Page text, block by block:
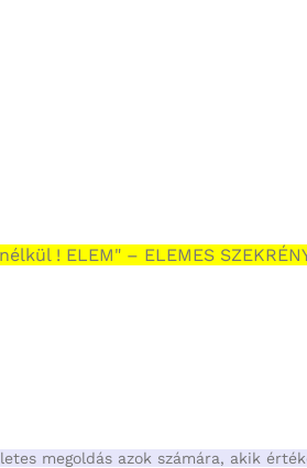
! ELEM" – ELEMES
megoldás azok számára, akik